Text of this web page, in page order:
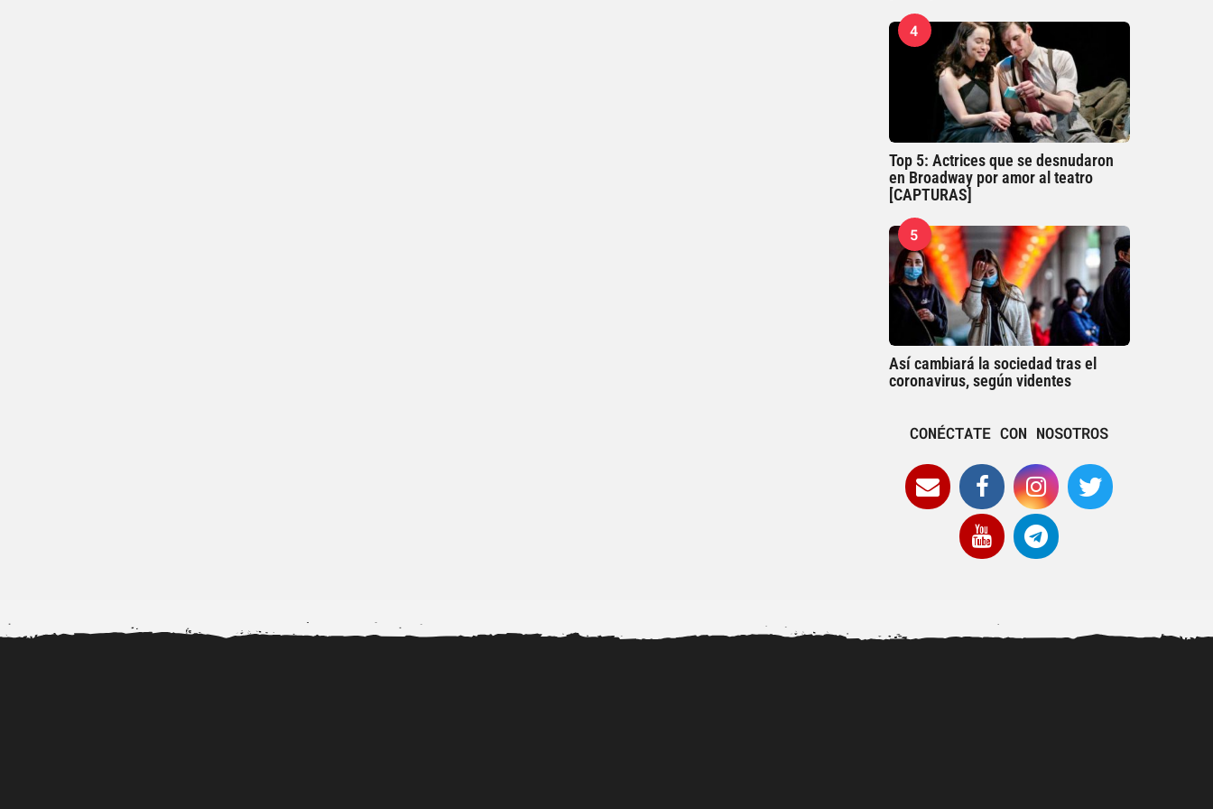
4
Top 5: Actrices que se desnudaron
en Broadway por amor al teatro
[CAPTURAS]
5
Así cambiará la sociedad tras el
coronavirus, según videntes
CONÉCTATE CON NOSOTROS